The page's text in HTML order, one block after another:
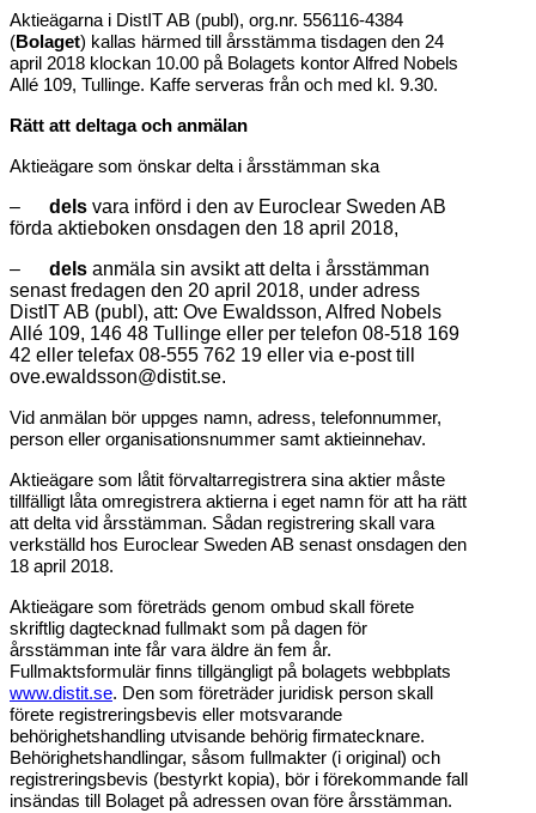
Aktieägarna i DistIT AB (publ), org.nr. 556116-4384
(Bolaget) kallas härmed till årsstämma tisdagen den 24
april 2018 klockan 10.00 på Bolagets kontor Alfred Nobels
Allé 109, Tullinge. Kaffe serveras från och med kl. 9.30.
Rätt att deltaga och anmälan
Aktieägare som önskar delta i årsstämman ska
– dels vara införd i den av Euroclear Sweden AB
förda aktieboken onsdagen den 18 april 2018,
–
dels anmäla sin avsikt att delta i årsstämman
senast fredagen den 20 april 2018, under adress
DistIT AB (publ), att: Ove Ewaldsson, Alfred Nobels
Allé 109, 146 48 Tullinge eller per telefon 08-518 169
42 eller telefax 08-555 762 19 eller via e-post till
ove.ewaldsson@distit.se.
Vid anmälan bör uppges namn, adress, telefonnummer,
person eller organisationsnummer samt aktieinnehav.
Aktieägare som låtit förvaltarregistrera sina aktier måste
tillfälligt låta omregistrera aktierna i eget namn för att ha rätt
att delta vid årsstämman. Sådan registrering skall vara
verkställd hos Euroclear Sweden AB senast onsdagen den
18 april 2018.
Aktieägare som företräds genom ombud skall förete
skriftlig dagtecknad fullmakt som på dagen för
årsstämman inte får vara äldre än fem år.
Fullmaktsformulär finns tillgängligt på bolagets webbplats
www.distit.se. Den som företräder juridisk person skall
förete registreringsbevis eller motsvarande
behörighetshandling utvisande behörig firmatecknare.
Behörighetshandlingar, såsom fullmakter (i original) och
registreringsbevis (bestyrkt kopia), bör i förekommande fall
insändas till Bolaget på adressen ovan före årsstämman.